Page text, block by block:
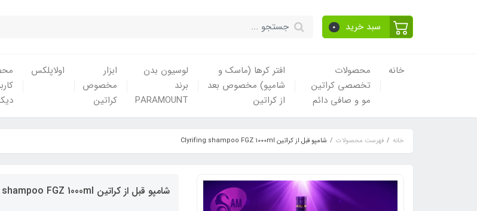
سبد خرید 0
خانه
محصولات
تخصصی کراتین
مو و صافی دائم
افتر کرها (ماسک و
شامپو) مخصوص بعد
از کراتین
لوسیون بدن
برند
PARAMOUNT
ابزار
مخصوص
کراتین
اولاپلکس
خانه فهرست محصولات شامپو قبل از کراتین Clyrifing shampoo FGZ 1000ml
شامپو قبل از کراتین Clyrifing shampoo FGZ 1000ml